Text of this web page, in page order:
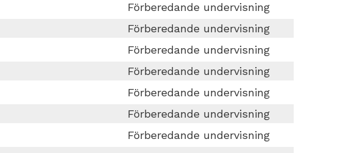
Förberedande undervisning
Förberedande undervisning
Förberedande undervisning
Förberedande undervisning
Förberedande undervisning
Förberedande undervisning
Förberedande undervisning